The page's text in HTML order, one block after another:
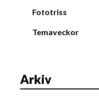
Fototriss
Temaveckor
Arkiv